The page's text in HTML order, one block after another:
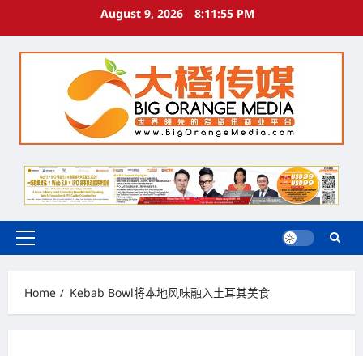
August 9, 2026 8:11:56 PM
Primary
Home
Kebab Bowl将本地风味融入土耳其美食